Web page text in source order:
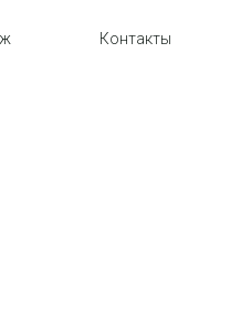
Контакты